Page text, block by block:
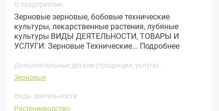
О предприятии:
Зерновые зерновые, бобовые технические
культуры, лекарственные растения, лубяные
культуры ВИДЫ ДЕЯТЕЛЬНОСТИ, ТОВАРЫ И
УСЛУГИ: Зерновые Технические... Подробнее
Дополнительные детали (продукция, услуги) :
Зерновые
Виды деятельности
Растениеводство